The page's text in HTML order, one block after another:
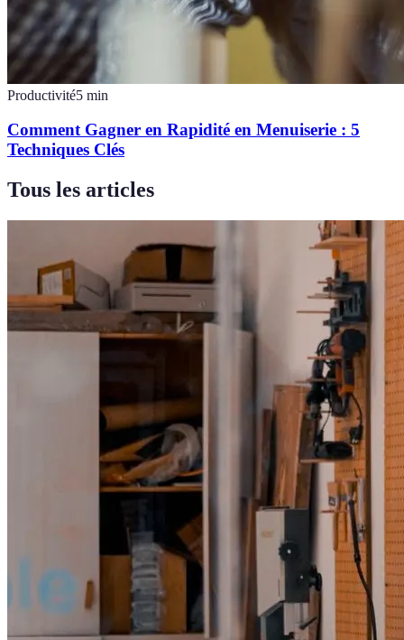
Productivité5 min
Comment Gagner en Rapidité en Menuiserie : 5
Techniques Clés
Tous les articles